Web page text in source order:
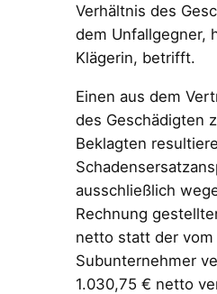
Verhältnis des
dem Unfallgegner,
Klägerin, betrifft.
Einen aus dem
des Geschädigten
Beklagten
ausschließlich
Rechnung
netto statt der vom
Subunternehmer
1.030,75 € netto